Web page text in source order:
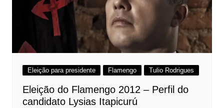
Eleição para presidente Flamengo Tulio Rodrigues
Eleição do Flamengo 2012 – Perfil do
candidato Lysias Itapicurú